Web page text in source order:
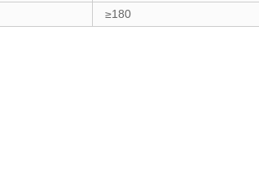
≥180